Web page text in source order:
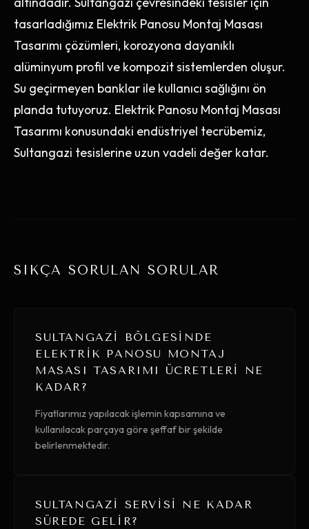
tasarladığımız Elektrik Panosu Montaj Masası
Tasarımı çözümleri, korozyona dayanıklı
alüminyum profil ve kompozit sistemlerden oluşur.
Su geçirmeyen banklar ile kullanıcı sağlığını ön
planda tutuyoruz. Elektrik Panosu Montaj Masası
Tasarımı konusundaki endüstriyel tecrübemiz,
Sultangazi tesislerine uzun vadeli değer katar.
SIKÇA SORULAN SORULAR
SULTANGAZI BÖLGESINDE
ELEKTRIK PANOSU MONTAJ
MASASI TASARIMI ÜCRETLERI NE
KADAR?
Fiyatlarımız yapılacak işlemin kapsamına ve
kullanılacak parçaya göre şeffaf bir şekilde
belirlenmektedir.
SULTANGAZI SERVISI NE KADAR
SÜREDE GELIR?